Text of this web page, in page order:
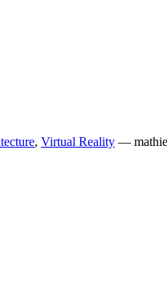
, Virtual Reality —